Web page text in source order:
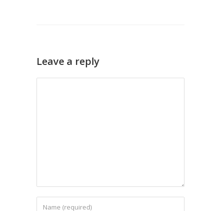
Leave a reply